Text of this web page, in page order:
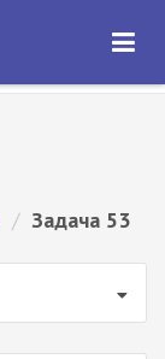
ОТКРЫТЬ
/ Задача 53